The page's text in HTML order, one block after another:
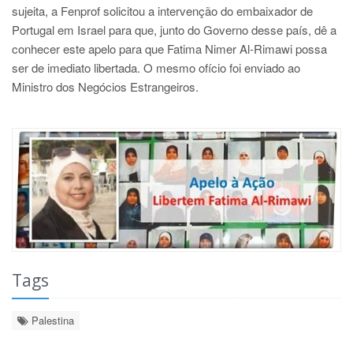
sujeita, a Fenprof solicitou a intervenção do embaixador de
Portugal em Israel para que, junto do Governo desse país, dê a
conhecer este apelo para que Fatima Nimer Al-Rimawi possa
ser de imediato libertada. O mesmo ofício foi enviado ao
Ministro dos Negócios Estrangeiros.
Tags
Palestina